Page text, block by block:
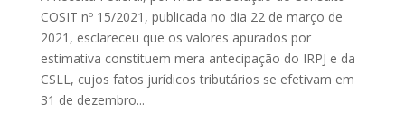
COSIT nº 15/2021, publicada no dia 22 de março de
2021, esclareceu que os valores apurados por
estimativa constituem mera antecipação do IRPJ e da
CSLL, cujos fatos jurídicos tributários se efetivam em
31 de dezembro...